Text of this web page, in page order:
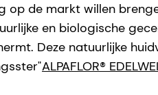
de markt willen
en biologische
Deze natuurlijke
ALPAFLOR®